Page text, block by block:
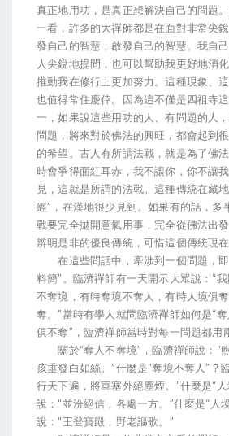
真正地用功，是真正想解決自己的問題
一看，許多的大禪師都是在面對非常尖
發自己的智慧，啟發自己的智慧。我自
人尖銳地提問，也可以幫助我更好地消
推動我在修行上更加努力。這種現象、
也值得常住慶倖。因為這不僅是四祖寺
一，如果說這些用功的人、有問題的人
問題，將來對於佛法的興旺，都會起到
的希望。古人有所謂法戰，就是為了佛
時會爭得面紅耳赤，我不讓你，你不讓
見，這就是所謂的法戰。這種傳統在藏
經”，在漢地很少見到。如果有的話，多
戰要完全拋開意氣用事，完全從佛法出
辨明是非的優良傳統，可惜這個傳統現在
在這些問話中，牽涉到一個問題，即
料簡”。臨濟禪師有一天開示大眾說：“
不奪境，有時奪境不奪人，有時人境俱
奪。”當時有學人就問臨濟禪師如何是“
俱不奪”，臨濟禪師當時對每一問題都用
關於“奪人不奪境”，臨濟禪師說：“
孩垂發白如絲。”什麼是“奪境不奪人”？
行天下遍，將軍塞外絕塵煙。”什麼是“
說：“並汾絕信，各處一方。”什麼是“人
說：“王登寶殿，野老謳歌。”